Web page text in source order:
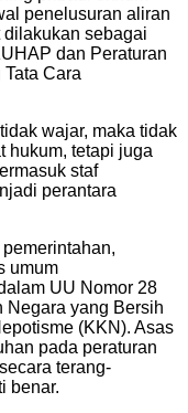
penelusuran aliran
sebagai
dan Peraturan
Cara
wajar, maka tidak
hukum, tetapi juga
staf
perantara
umum
UU Nomor 28
Negara yang Bersih
(KKN). Asas
pada peraturan
terang-
benar.